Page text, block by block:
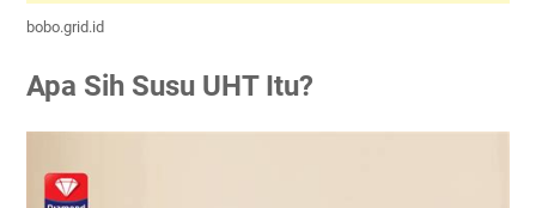
bobo.grid.id
Apa Sih Susu UHT Itu?